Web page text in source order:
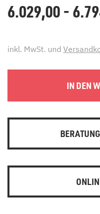
6.029,00 -
inkl. MwSt. und
IN DEN